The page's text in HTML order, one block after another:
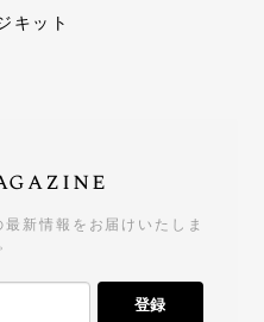
キット
新情報をお届けいたしま
登録